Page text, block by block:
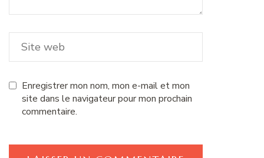
Enregistrer mon nom, mon e-mail et mon
site dans le navigateur pour mon prochain
commentaire.